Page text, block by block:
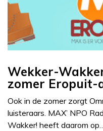
Wekker-
zomer Eropuit-
Ook in de zomer zorgt
luisteraars. MAX’ NPO
Wakker! heeft daarom